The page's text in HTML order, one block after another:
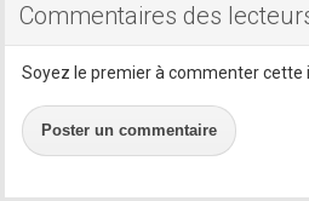
Commentaires des
Soyez le premier à commenter cette
Poster un commentaire